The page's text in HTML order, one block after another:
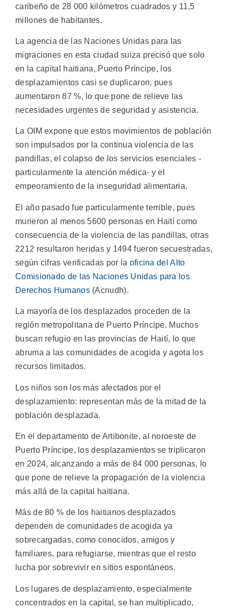
caribeño de 28 000 kilómetros cuadrados y 11,5
millones de habitantes.
La agencia de las Naciones Unidas para las
migraciones en esta ciudad suiza precisó que solo
en la capital haitiana, Puerto Príncipe, los
desplazamientos casi se duplicaron, pues
aumentaron 87 %, lo que pone de relieve las
necesidades urgentes de seguridad y asistencia.
La OIM expone que estos movimientos de población
son impulsados por la continua violencia de las
pandillas, el colapso de los servicios esenciales -
particularmente la atención médica- y el
empeoramiento de la inseguridad alimentaria.
El año pasado fue particularmente terrible, pues
murieron al menos 5600 personas en Haití como
consecuencia de la violencia de las pandillas, otras
2212 resultaron heridas y 1494 fueron secuestradas,
según cifras verificadas por la oficina del Alto
Comisionado de las Naciones Unidas para los
Derechos Humanos(Acnudh).
La mayoría de los desplazados proceden de la
región metropolitana de Puerto Príncipe. Muchos
buscan refugio en las provincias de Haití, lo que
abruma a las comunidades de acogida y agota los
recursos limitados.
Los niños son los más afectados por el
desplazamiento: representan más de la mitad de la
población desplazada.
En el departamento de Artibonite, al noroeste de
Puerto Príncipe, los desplazamientos se triplicaron
en 2024, alcanzando a más de 84 000 personas, lo
que pone de relieve la propagación de la violencia
más allá de la capital haitiana.
Más de 80 % de los haitianos desplazados
dependen de comunidades de acogida ya
sobrecargadas, como conocidos, amigos y
familiares, para refugiarse, mientras que el resto
lucha por sobrevivir en sitios espontáneos.
Los lugares de desplazamiento, especialmente
concentrados en la capital, se han multiplicado,